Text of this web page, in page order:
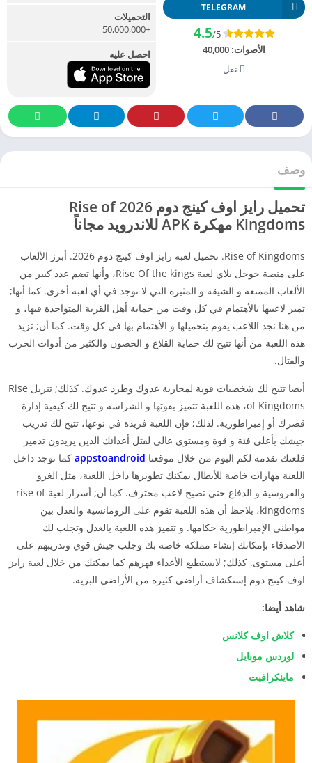
TELEGRAM
4.5/5
الأصوات: 40,000
نقل
التحميلات
+50,000,000
احصل عليه
وصف
تحميل رايز اوف كينج دوم 2026 Rise of
Kingdoms مهكرة APK للاندرويد مجاناً
Rise of Kingdoms. تحميل لعبة رايز اوف كينج دوم 2026. أبرز الألعاب
على منصة جوجل بلاي لعبة Rise Of the kings، وأنها تضم عدد كبير من
الألعاب الممتعة و الشيقة و المثيرة التي لا توجد في أي لعبة أخرى. كما أنها;
تميز لاعبيها بالأهتمام في كل وقت من حماية أهل القرية المتواجدة فيها، و
من هنا نجد اللاعب يقوم بتحميلها و الأهتمام بها في كل وقت. كما أن; تزيد
هذه اللعبة من أنها تتيح لك حماية القلاع و الحصون والكثير من أدوات الحرب
والقتال.
أيضا تتيح لك شخصيات قوية لمحاربة عدوك وطرد عدوك. كذلك; تنزيل Rise
of Kingdoms، هذه اللعبة تتميز بقوتها و الشراسه و تتيح لك كيفية إدارة
قصرك أو إمبراطورية. لذلك; فإن اللعبة فريدة في نوعها، تتيح لك تدريب
جيشك بأعلى فئة و قوة ومستوى عالى لقتل أعدائك الذين يريدون تدمير
قلعتك نقدمة لكم اليوم من خلال موقعنا appstoandroid كما توجد داخل
اللعبة مهارات خاصة للأبطال يمكنك تطويرها داخل اللعبة، مثل الغزو
والفروسية و الدفاع حتى تصبح لاعب محترف. كما أن; أسرار لعبة rise of
kingdoms، يلاحظ أن هذه اللعبة تقوم على الرومانسية والعدل بين
مواطني الإمبراطورية حكامها. و تتميز هذه اللعبة بالعدل وتجلب لك
الأصدقاء بإمكانك إنشاء مملكة خاصة بك وجلب جيش قوي وتدريبهم على
أعلى مستوى. كذلك; لايستطيع الأعداء قهرهم كما يمكنك من خلال لعبة رايز
اوف كينج دوم إستكشاف أراضي كثيرة من الأراضي البرية.
شاهد أيضا:
كلاش اوف كلانس
لوردس موبايل
ماينكرافيت